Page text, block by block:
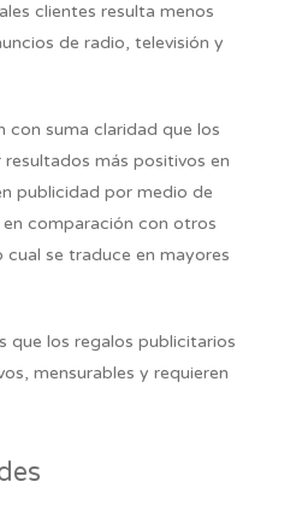
clientes resulta menos
de radio, televisión y
con suma claridad que los
más positivos en
publicidad por medio de
comparación con otros
se traduce en mayores
que los regalos publicitarios
mensurables y requieren